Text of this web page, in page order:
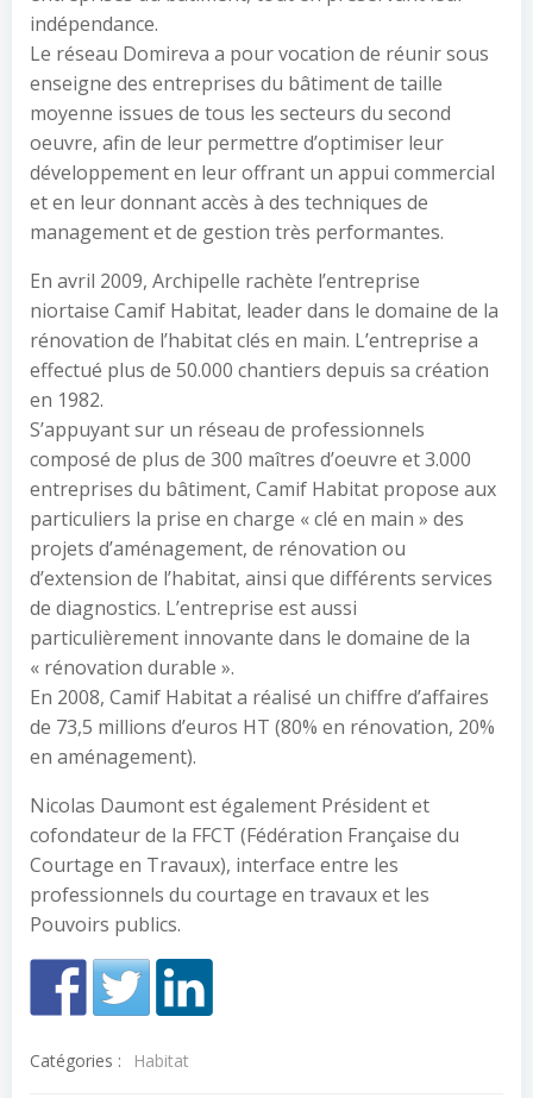
indépendance.
Le réseau Domireva a pour vocation de réunir sous
enseigne des entreprises du bâtiment de taille
moyenne issues de tous les secteurs du second
oeuvre, afin de leur permettre d’optimiser leur
développement en leur offrant un appui commercial
et en leur donnant accès à des techniques de
management et de gestion très performantes.
En avril 2009, Archipelle rachète l’entreprise
niortaise Camif Habitat, leader dans le domaine de la
rénovation de l’habitat clés en main. L’entreprise a
effectué plus de 50.000 chantiers depuis sa création
en 1982.
S’appuyant sur un réseau de professionnels
composé de plus de 300 maîtres d’oeuvre et 3.000
entreprises du bâtiment, Camif Habitat propose aux
particuliers la prise en charge « clé en main » des
projets d’aménagement, de rénovation ou
d’extension de l’habitat, ainsi que différents services
de diagnostics. L’entreprise est aussi
particulièrement innovante dans le domaine de la
« rénovation durable ».
En 2008, Camif Habitat a réalisé un chiffre d’affaires
de 73,5 millions d’euros HT (80% en rénovation, 20%
en aménagement).
Nicolas Daumont est également Président et
cofondateur de la FFCT (Fédération Française du
Courtage en Travaux), interface entre les
professionnels du courtage en travaux et les
Pouvoirs publics.
Catégories : Habitat